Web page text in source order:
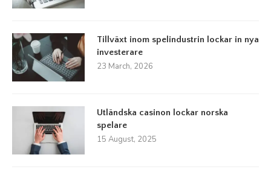
Tillväxt inom spelindustrin lockar in nya
investerare
23 March, 2026
Utländska casinon lockar norska
spelare
15 August, 2025